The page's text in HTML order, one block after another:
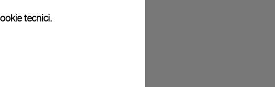
tecnici.